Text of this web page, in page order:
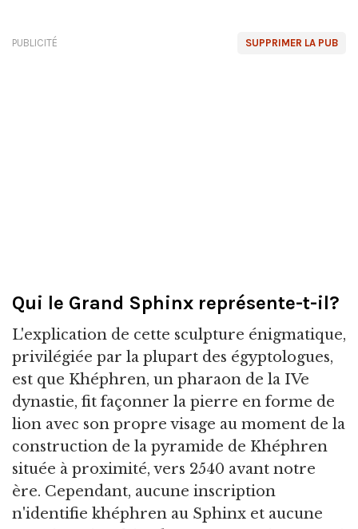
SUPPRIMER LA PUB
PUBLICITÉ
Qui le Grand Sphinx représente-t-il?
L'explication de cette sculpture énigmatique,
privilégiée par la plupart des égyptologues,
est que Khéphren, un pharaon de la IVe
dynastie, fit façonner la pierre en forme de
lion avec son propre visage au moment de la
construction de la pyramide de Khéphren
située à proximité, vers 2540 avant notre
ère. Cependant, aucune inscription
n'identifie khéphren au Sphinx et aucune